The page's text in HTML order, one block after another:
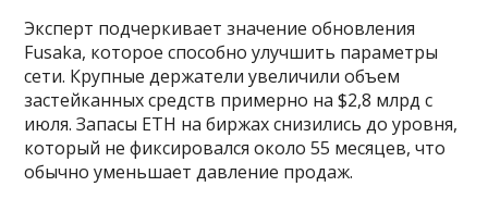
Эксперт подчеркивает значение обновления
Fusaka, которое способно улучшить параметры
сети. Крупные держатели увеличили объем
застейканных средств примерно на $2,8 млрд с
июля. Запасы ETH на биржах снизились до уровня,
который не фиксировался около 55 месяцев, что
обычно уменьшает давление продаж.